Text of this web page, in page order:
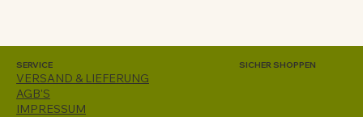
SERVICE
VERSAND & LIEFERUNG
AGB'S
IMPRESSUM
SICHER SHOPPEN